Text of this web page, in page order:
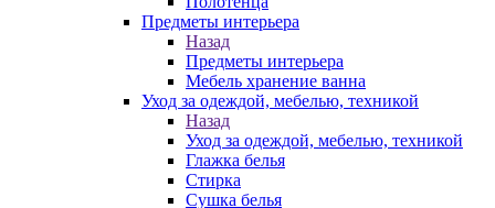
Предметы интерьера
Назад
Предметы интерьера
Мебель хранение ванна
Уход за одеждой, мебелью, техникой
Назад
Уход за одеждой, мебелью, техникой
Глажка белья
Стирка
Сушка белья